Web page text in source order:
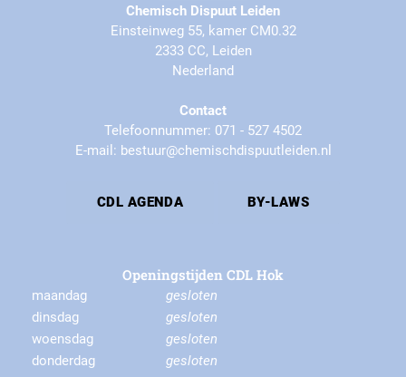
Chemisch Dispuut Leiden
Einsteinweg 55, kamer CM0.32
2333 CC, Leiden
Nederland
Contact
Telefoonnummer: 071 - 527 4502
E-mail: bestuur@chemischdispuutleiden.nl
CDL AGENDA BY-LAWS
Openingstijden CDL Hok
maandag
gesloten
dinsdag
gesloten
woensdag
gesloten
donderdag
gesloten